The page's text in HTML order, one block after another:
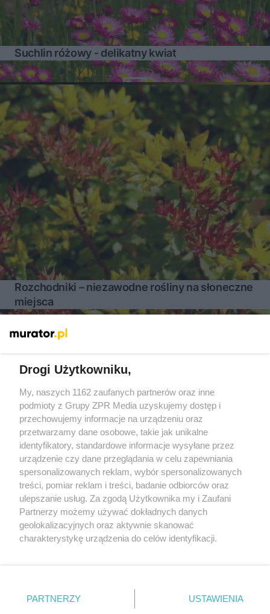
Suchlin różowy - delikatny kwiat
Rozchodniki – niezawodne rośliny na słoneczne
miejsca
Żaden utwór zamieszczony w serwisie nie może być powielany i
rozpowszechniany lub dalej rozpowszechniany w jakikolwiek
sposób (w tym także elektroniczny lub mechaniczny) na
jakimkolwiek polu eksploatacji w jakiejkolwiek formie, włącznie z
umieszczaniem w Internecie bez pisemnej zgody właściciela praw.
Jakiekolwiek użycie lub wykorzystanie utworów w całości lub w
części z naruszeniem prawa, tzn. bez właściwej zgody, jest
zabronione pod groźbą kary i może być ścigane prawnie.
Drogi Użytkowniku,
My, naszych 1162 zaufanych partnerów oraz inne
podmioty z Grupy ZPR Media uzyskujemy dostęp i
przechowujemy informacje na urządzeniu oraz
przetwarzamy dane osobowe, takie jak unikalne
identyfikatory, standardowe informacje wysyłane przez
urządzenie czy dane przeglądania w celu zapewniania
spersonalizowanych reklam, wybór spersonalizowanych
treści, pomiar reklam i treści, badanie odbiorców oraz
ulepszanie usług. Za zgodą Użytkownika my i Zaufani
Partnerzy możemy używać dokładnych danych
geolokalizacyjnych oraz aktywnie skanować
charakterystykę urządzenia do celów identyfikacji.
zmienić/wycofać klikając przycisk ustawień prywatności
znajdujący się w lewym dolnym rogu strony
PARTNERZY USTAWIENIA